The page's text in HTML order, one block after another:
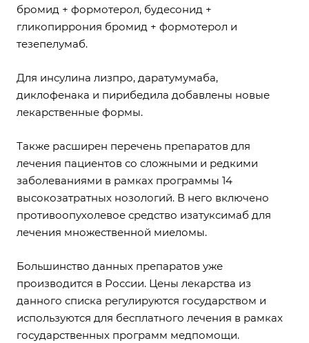
бромид + формотерол, будесонид +
гликопиррония бромид + формотерол и
тезепелумаб.
Для инсулина лизпро, даратумумаба,
диклофенака и пирибедила добавлены новые
лекарственные формы.
Также расширен перечень препаратов для
лечения пациентов со сложными и редкими
заболеваниями в рамках программы 14
высокозатратных нозологий. В него включено
противоопухолевое средство изатуксимаб для
лечения множественной миеломы.
Большинство данных препаратов уже
производится в России. Цены лекарства из
данного списка регулируются государством и
используются для бесплатного лечения в рамках
государственных программ медпомощи.